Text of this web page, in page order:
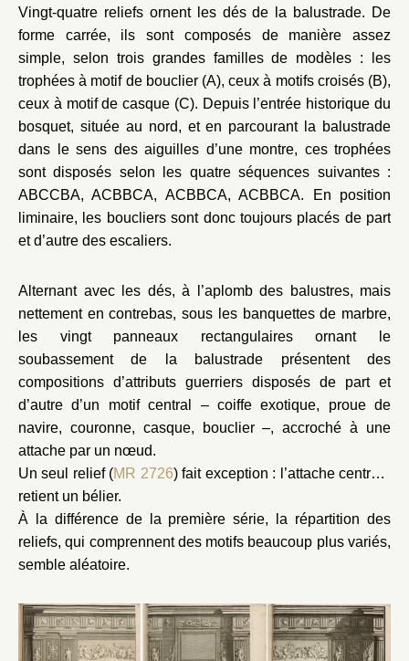
Vingt-quatre reliefs ornent les dés de la balustrade. De
forme carrée, ils sont composés de manière assez
simple, selon trois grandes familles de modèles : les
trophées à motif de bouclier (A), ceux à motifs croisés (B),
ceux à motif de casque (C). Depuis l’entrée historique du
bosquet, située au nord, et en parcourant la balustrade
dans le sens des aiguilles d’une montre, ces trophées
sont disposés selon les quatre séquences suivantes :
ABCCBA, ACBBCA, ACBBCA, ACBBCA. En position
liminaire, les boucliers sont donc toujours placés de part
et d’autre des escaliers.
Alternant avec les dés, à l’aplomb des balustres, mais
nettement en contrebas, sous les banquettes de marbre,
les vingt panneaux rectangulaires ornant le
soubassement de la balustrade présentent des
compositions d’attributs guerriers disposés de part et
d’autre d’un motif central – coiffe exotique, proue de
navire, couronne, casque, bouclier –, accroché à une
attache par un nœud.
Un seul relief (MR 2726) fait exception : l’attache centrale
retient un bélier.
À la différence de la première série, la répartition des
reliefs, qui comprennent des motifs beaucoup plus variés,
semble aléatoire.